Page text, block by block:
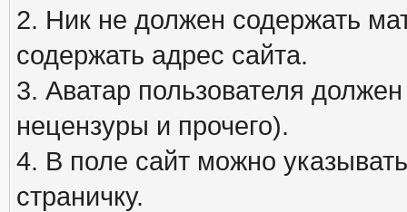
2. Ник не должен содержать
содержать адрес сайта.
3. Аватар пользователя
нецензуры и прочего).
4. В поле сайт можно
страничку.